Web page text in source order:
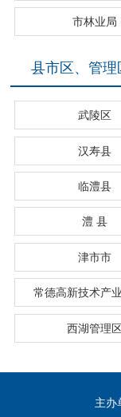
市林业局
县市区、管理
武陵区
汉寿县
临澧县
澧 县
津市市
常德高新技术产
西湖管理
主办